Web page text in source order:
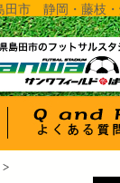
田市 静岡・藤枝
>